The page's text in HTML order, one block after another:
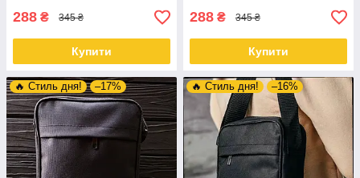
288 ₴ 345 ₴
Купити
288 ₴ 345 ₴
Купити
🔥 Стиль дня! –17% 🔥 Стиль дня! –16%